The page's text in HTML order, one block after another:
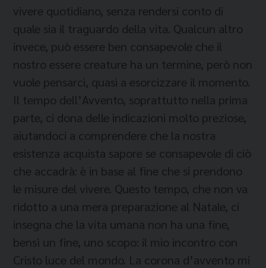
vivere quotidiano, senza rendersi conto di
quale sia il traguardo della vita. Qualcun altro
invece, può essere ben consapevole che il
nostro essere creature ha un termine, però non
vuole pensarci, quasi a esorcizzare il momento.
Il tempo dell’Avvento, soprattutto nella prima
parte, ci dona delle indicazioni molto preziose,
aiutandoci a comprendere che la nostra
esistenza acquista sapore se consapevole di ciò
che accadrà: è in base al fine che si prendono
le misure del vivere. Questo tempo, che non va
ridotto a una mera preparazione al Natale, ci
insegna che la vita umana non ha una fine,
bensì un fine, uno scopo: il mio incontro con
Cristo luce del mondo. La corona d’avvento mi